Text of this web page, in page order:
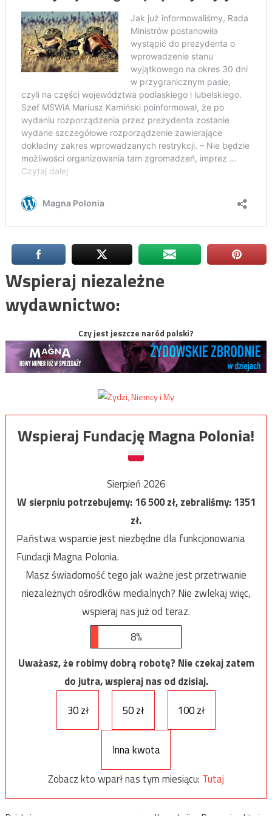
Wspieraj niezależne
wydawnictwo:
Czy jest jeszcze naród polski?
Wspieraj Fundację Magna Polonia!
Sierpień 2026
W sierpniu potrzebujemy:16 500zł, zebraliśmy:1351
zł.
Państwa wsparcie jest niezbędne dla funkcjonowania
Fundacji Magna Polonia.
Masz świadomość tego jak ważne jest przetrwanie
niezależnych ośrodków medialnych? Nie zwlekaj więc,
wspieraj nas już od teraz.
8%
Uważasz, że robimy dobrą robotę? Nie czekaj zatem
do jutra, wspieraj nas od dzisiaj.
30 zł
50 zł 100 zł
Inna kwota
Zobacz kto wparł nas tym miesiącu: Tutaj